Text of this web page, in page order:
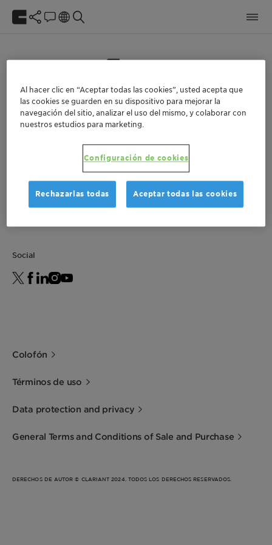
Object reference not set to an instance of an object.
Creamos valor agregado mediante la
apreciación de las necesidades de nuestros
clientes: con soluciones competitivas e
innovadoras. Las necesidades de nuestros
empleados: adhiriéndonos a los valores de
nuestra empresa. Las necesidades de nuestros
accionistas: con rendimientos superiores al
promedio. Y las necesidades de nuestro entorno:
Social
Colofón
Términos de uso
Data protection and privacy
General Terms and Conditions of Sale and Purchase
DERECHOS DE AUTOR © CLARIANT 2024. TODOS LOS DERECHOS RESERVADOS.
Al hacer clic en “Aceptar todas las cookies”, usted acepta que
las cookies se guarden en su dispositivo para mejorar la
navegación del sitio, analizar el uso del mismo, y colaborar con
nuestros estudios para marketing.
Configuración de cookies
Rechazarlas todas Aceptar todas las cookies